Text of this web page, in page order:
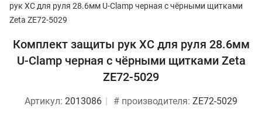
рук XC для руля 28.6мм U-Clamp черная с чёрными щитками
Zeta ZE72-5029
Комплект защиты рук XC для руля 28.6мм
U-Clamp черная с чёрными щитками Zeta
ZE72-5029
Артикул: 2013086 # производителя: ZE72-5029